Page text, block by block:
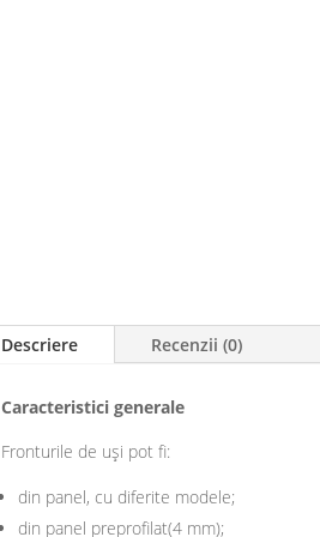
Descriere Recenzii (0)
Caracteristici generale
Fronturile de uși pot fi:
din panel, cu diferite modele;
din panel preprofilat(4 mm);